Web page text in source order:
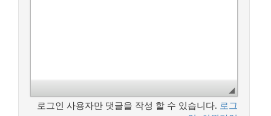
로그인 사용자만 댓글을 작성 할 수 있습니다. 로그